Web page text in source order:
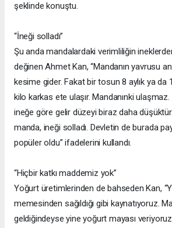
şeklinde konuştu.
“İneği solladı”
Şu anda mandalardaki verimliliğin
değinen Ahmet Kan, “Mandanın yavrusu
kesime gider. Fakat bir tosun 8 aylık ya da
kilo karkas ete ulaşır. Mandanınki
ineğe göre gelir düzeyi biraz daha
manda, ineği solladı. Devletin de burada
popüler oldu” ifadelerini kullandı.
“Hiçbir katkı maddemiz yok”
Yoğurt üretimlerinden de bahseden Kan,
memesinden sağıldığı gibi kaynatıyoruz.
geldiğindeyse yine yoğurt mayası